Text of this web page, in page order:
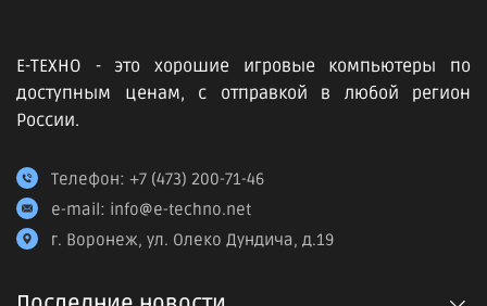
Е-ТЕХНО - это хорошие игровые компьютеры по
доступным ценам, с отправкой в любой регион
России.
Телефон: +7 (473) 200-71-46
e-mail: info@e-techno.net
г. Воронеж, ул. Олеко Дундича, д.19